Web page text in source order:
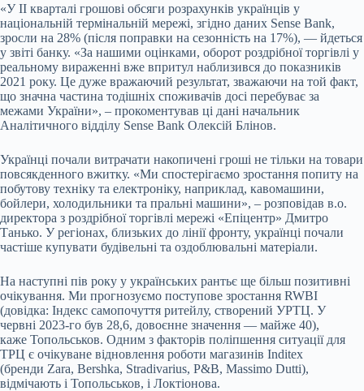
«У ІІ кварталі грошові обсяги розрахунків українців у
національній термінальній мережі, згідно даних Sense Bank,
зросли на 28% (після поправки на сезонність на 17%), — йдеться
у звіті банку. «За нашими оцінками, оборот роздрібної торгівлі у
реальному вираженні вже впритул наблизився до показників
2021 року. Це дуже вражаючий результат, зважаючи на той факт,
що значна частина тодішніх споживачів досі перебуває за
межами України», – прокоментував ці дані начальник
Аналітичного відділу Sense Bank Олексій Блінов.
Українці почали витрачати накопичені гроші не тільки на товари
повсякденного вжитку. «Ми спостерігаємо зростання попиту на
побутову техніку та електроніку, наприклад, кавомашини,
бойлери, холодильники та пральні машини», – розповідав в.о.
директора з роздрібної торгівлі мережі «Епіцентр» Дмитро
Танько. У регіонах, близьких до лінії фронту, українці почали
частіше купувати будівельні та оздоблювальні матеріали.
На наступні пів року у українських рантьє ще більш позитивні
очікування. Ми прогнозуємо поступове зростання RWBI
(довідка: Індекс самопочуття ритейлу, створений УРТЦ. У
червні 2023-го був 28,6, довоєнне значення — майже 40),
каже Топольськов. Одним з факторів поліпшення ситуації для
ТРЦ є очікуване відновлення роботи магазинів Inditex
(бренди Zara, Bershka, Stradivarius, P&B, Massimo Dutti),
відмічають і Топольськов, і Локтіонова.